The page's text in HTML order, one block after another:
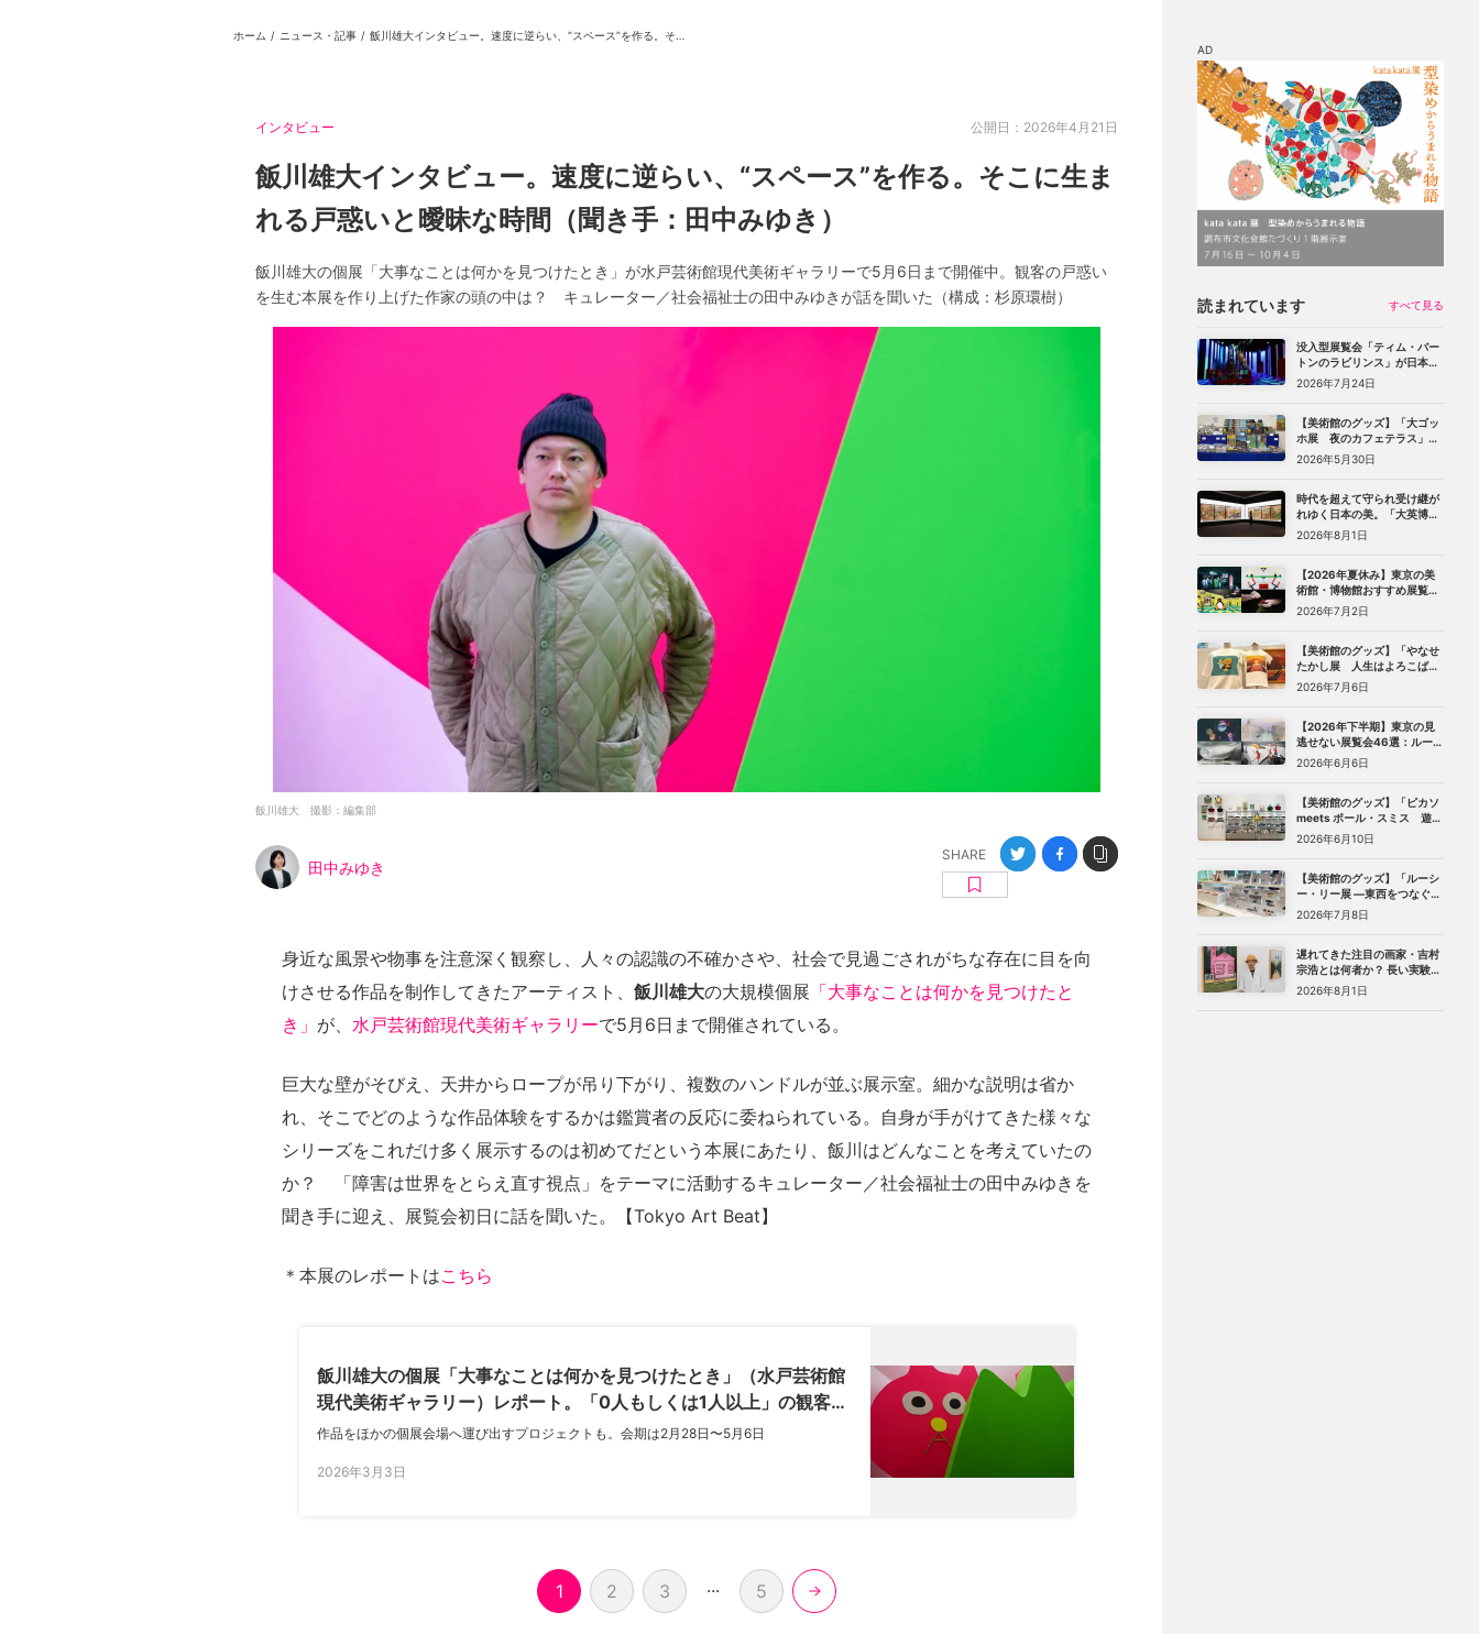
読まれています
新着記事
ニュース
フォトレポート
インタビュー
レビュー
TABからのお知らせ
シリーズ一覧
マップ チケット割引
ホーム / ニュース・記事 /
インタビュー 公開日：2026年4月21日
飯川雄大インタビュー。速度に逆らい、“スペース”を作る。そこに生ま
れる戸惑いと曖昧な時間（聞き手：田中みゆき）
飯川雄大の個展「大事なことは何かを見つけたとき」が水戸芸術館現代美術ギャラリーで5月6日まで開催中。観客の戸惑い
を生む本展を作り上げた作家の頭の中は？ キュレーター／社会福祉士の田中みゆきが話を聞いた（構成：杉原環樹）
飯川雄大 撮影：編集部
田中みゆき
SHARE
身近な風景や物事を注意深く観察し、人々の認識の不確かさや、社会で見過ごされがちな存在に目を向
けさせる作品を制作してきたアーティスト、 飯川雄大の大規模個展 「大事なことは何かを見つけたと
き」 が、 水戸芸術館現代美術ギャラリーで5月6日まで開催されている。
巨大な壁がそびえ、天井からロープが吊り下がり、複数のハンドルが並ぶ展示室。細かな説明は省か
れ、そこでどのような作品体験をするかは鑑賞者の反応に委ねられている。自身が手がけてきた様々な
シリーズをこれだけ多く展示するのは初めてだという本展にあたり、飯川はどんなことを考えていたの
か？ 「障害は世界をとらえ直す視点」をテーマに活動するキュレーター／社会福祉士の田中みゆきを
聞き手に迎え、展覧会初日に話を聞いた。【Tokyo Art Beat】
＊本展のレポートはこちら
飯川雄大の個展「大事なことは何かを見つけたとき」（水戸芸術館
現代美術ギャラリー）レポート。「0人もしくは1人以上」の観客に
向けて
作品をほかの個展会場へ運び出すプロジェクトも。会期は2月28日〜5月6日
2026年3月3日
1 2 3 ... 5
AD
読まれています すべて見る
没入型展覧会「ティム・バー
トンのラビリンス」が日本初
上陸。豊洲のCREVIA BASE
Tokyoで11月開幕
2026年7月24日
【美術館のグッズ】「大ゴッ
ホ展 夜のカフェテラス」
（上野の森美術館）で見つけ
た、編集部おすすめグッズ10
2026年5月30日
時代を超えて守られ受け継が
れゆく日本の美。「大英博物
館 日本美術コレクション 百花
繚乱〜海を越えた江戸絵画」
2026年8月1日
【2026年夏休み】東京の美
術館・博物館おすすめ展覧会
27選｜ゴッホ、レンブラント
から、ピングー、トニー・ア
2026年7月2日
【美術館のグッズ】「やなせ
たかし展 人生はよろこばせ
ごっこ」 （世田谷文学館）で
見つけた、編集部おすすめグ
2026年7月6日
【2026年下半期】東京の見
逃せない展覧会46選：ルーヴ
ル美術館展、ターナー展か
ら、マリメッコ、森万里子展
2026年6月6日
【美術館のグッズ】「ピカソ
meets ポール・スミス 遊び
心の冒険へ」（国立新美術
館）で見つけた、編集部おす
2026年6月10日
【美術館のグッズ】「ルーシ
ー・リー展 ―東西をつなぐ優
美のうつわ―」（東京都庭園
美術館）で見つけた、編集部
2026年7月8日
遅れてきた注目の画家・吉村
宗浩とは何者か？ 長い実験期
を経てたどり着いた「悲し
み」の絵画
2026年8月1日